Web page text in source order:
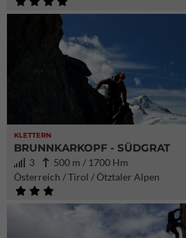
KLETTERN
BRUNNKARKOPF - SÜDGRAT
3
500 m / 1700 Hm
Österreich / Tirol / Ötztaler Alpen